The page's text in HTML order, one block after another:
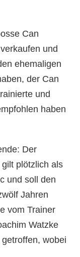
Can
und
ehemaligen
der Can
und
haben
Der
plötzlich als
und soll den
Jahren
vom Trainer
Watzke
wobei